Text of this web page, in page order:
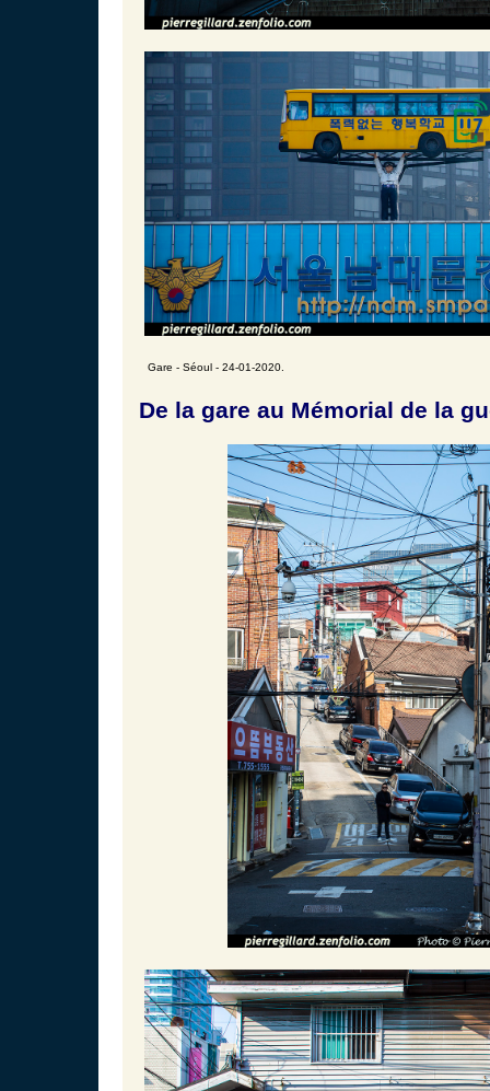
Gare - Séoul - 24-01-2020.
De la gare au Mémorial de la